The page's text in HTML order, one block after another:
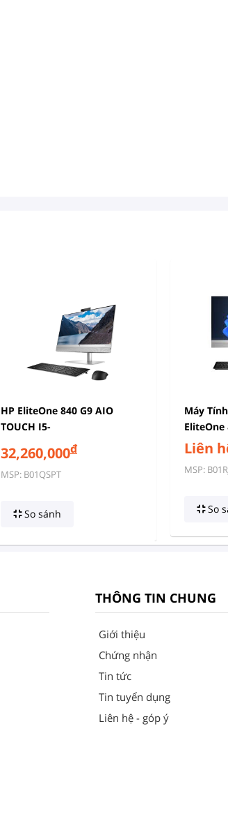
HP EliteOne 840 G9 AIO
TOUCH I5-
14500/16G/512GSSD/23.8FHDT/FP/WL/BT/KB/
M/W11Pro/3Yonsite/BẠC
32,260,000đ
MSP: B01QSPT
So sánh
Máy
EliteOne
(Intel
512GB
Inch
Liên
MSP:
So
THÔNG TIN CHUNG
Giới thiệu
Chứng nhận
Tin tức
Tin tuyển dụng
Liên hệ - góp ý